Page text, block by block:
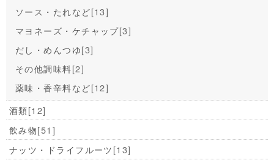
ソース・たれなど[13]
マヨネーズ・ケチャップ[3]
だし・めんつゆ[3]
その他調味料[2]
薬味・香辛料など[12]
酒類[12]
飲み物[51]
ナッツ・ドライフルーツ[13]